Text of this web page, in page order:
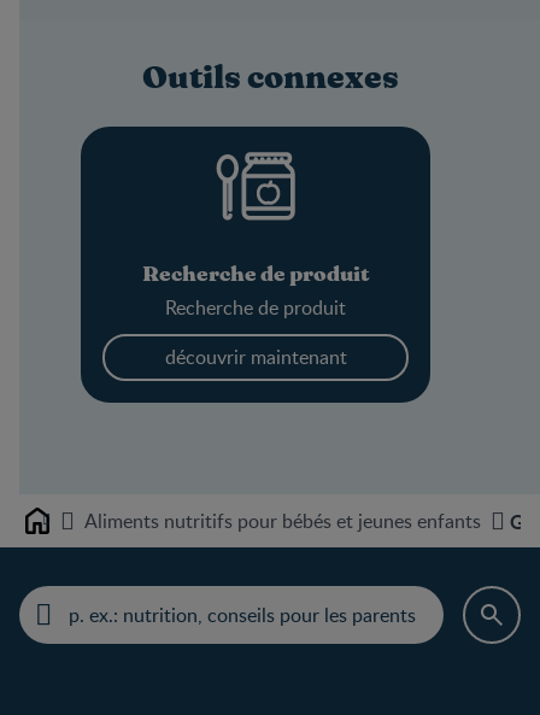
Outils connexes
Recherche de produit
Recherche de produit
découvrir maintenant
Home Aliments nutritifs pour bébés et jeunes enfants